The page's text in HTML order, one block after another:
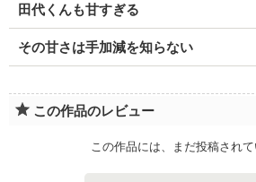
田代くんも甘すぎる
その甘さは手加減を知らない
この作品のレビュー
この作品には、まだ投稿されて